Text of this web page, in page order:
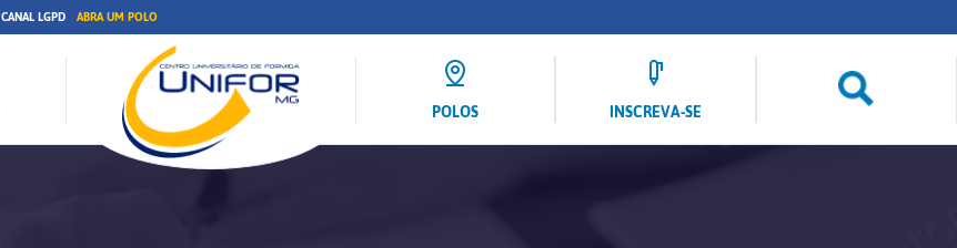
CANAL LGPD ABRA UM POLO
POLOS INSCREVA-SE